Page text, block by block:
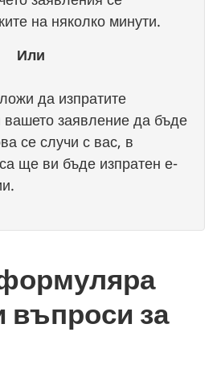
на няколко минути.
Или
да изпратите
заявление да бъде
се случи с вас, в
ще ви бъде изпратен е-
въпроси за